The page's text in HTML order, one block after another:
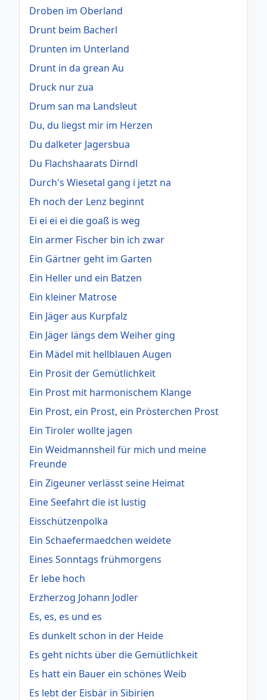
Droben im Oberland
Drunt beim Bacherl
Drunten im Unterland
Drunt in da grean Au
Druck nur zua
Drum san ma Landsleut
Du, du liegst mir im Herzen
Du dalketer Jagersbua
Du Flachshaarats Dirndl
Durch's Wiesetal gang i jetzt na
Eh noch der Lenz beginnt
Ei ei ei ei die goaß is weg
Ein armer Fischer bin ich zwar
Ein Gärtner geht im Garten
Ein Heller und ein Batzen
Ein kleiner Matrose
Ein Jäger aus Kurpfalz
Ein Jäger längs dem Weiher ging
Ein Mädel mit hellblauen Augen
Ein Prosit der Gemütlichkeit
Ein Prost mit harmonischem Klange
Ein Prost, ein Prost, ein Prösterchen Prost
Ein Tiroler wollte jagen
Ein Weidmannsheil für mich und meine
Freunde
Ein Zigeuner verlässt seine Heimat
Eine Seefahrt die ist lustig
Eisschützenpolka
Ein Schaefermaedchen weidete
Eines Sonntags frühmorgens
Er lebe hoch
Erzherzog Johann Jodler
Es, es, es und es
Es dunkelt schon in der Heide
Es geht nichts über die Gemütlichkeit
Es hatt ein Bauer ein schönes Weib
Es lebt der Eisbär in Sibirien